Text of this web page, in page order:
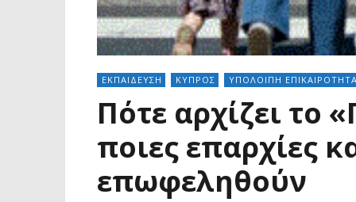
ΕΚΠΑΙΔΕΥΣΗ ΚΥΠΡΟΣ ΥΠΟΛΟΙΠΗ
Πότε αρχίζει το
ποιες επαρχίες
επωφεληθούν